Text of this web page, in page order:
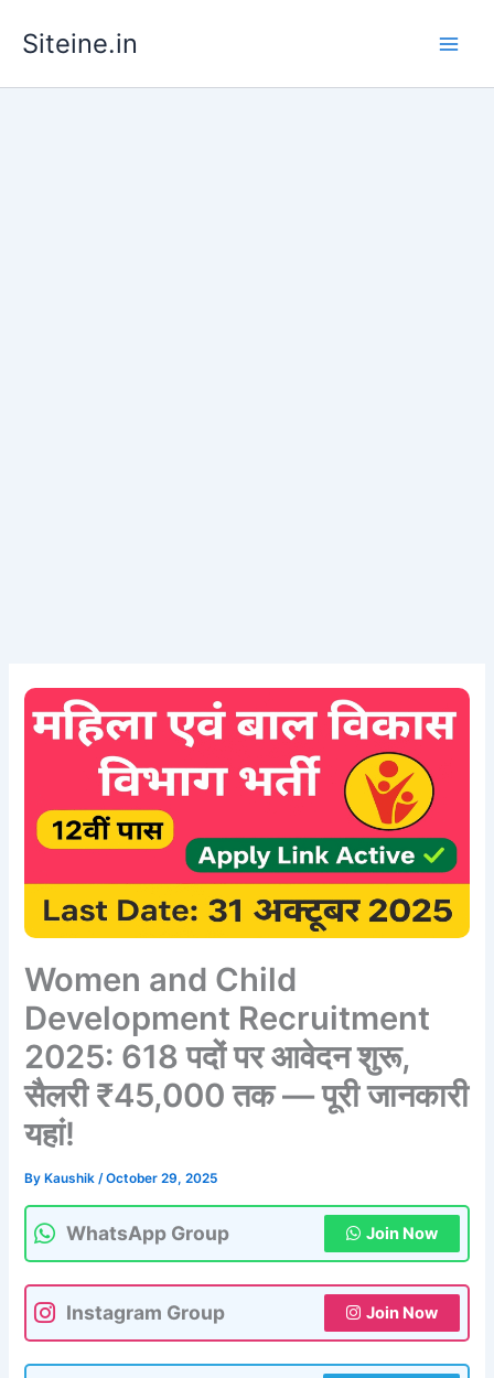
Siteine.in
Women and Child
Development Recruitment
2025: 618 पदों पर आवेदन शुरू,
सैलरी ₹45,000 तक — पूरी जानकारी
यहां!
By Kaushik/October 29, 2025
WhatsApp Group Join Now
Instagram Group Join Now